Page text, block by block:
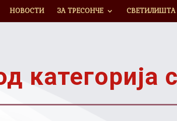
НОВОСТИ ЗА ТРЕСОНЧЕ СВЕТИЛИШТА
категорија